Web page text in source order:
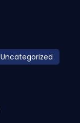
Uncategorized